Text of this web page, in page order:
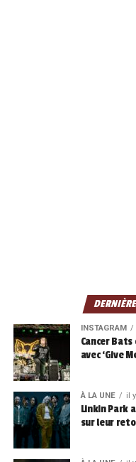
INSTAGRAM
Cancer
avec ‘Give
À LA UNE il
Linkin Park
sur leur